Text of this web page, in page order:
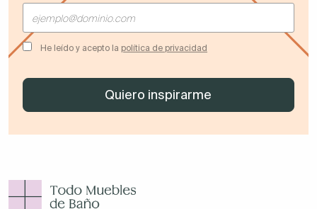
He leído y acepto la política de privacidad